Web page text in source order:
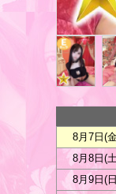
8月7日(
8月8日(
8月9日(日